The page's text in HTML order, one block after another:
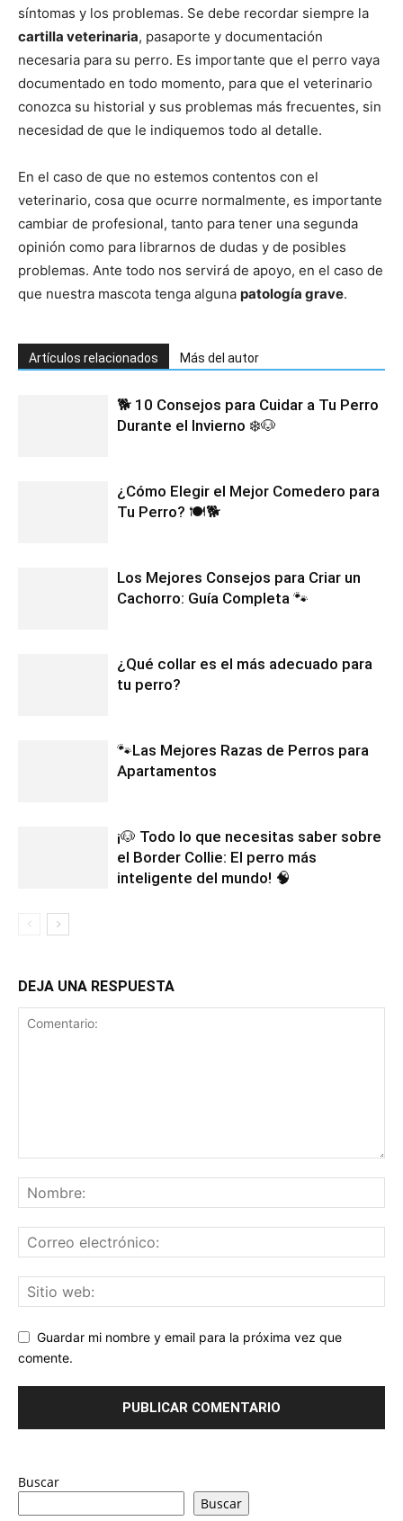
síntomas y los problemas. Se debe recordar siempre la
cartilla veterinaria, pasaporte y documentación
necesaria para su perro. Es importante que el perro vaya
documentado en todo momento, para que el veterinario
conozca su historial y sus problemas más frecuentes, sin
necesidad de que le indiquemos todo al detalle.
En el caso de que no estemos contentos con el
veterinario, cosa que ocurre normalmente, es importante
cambiar de profesional, tanto para tener una segunda
opinión como para librarnos de dudas y de posibles
problemas. Ante todo nos servirá de apoyo, en el caso de
que nuestra mascota tenga alguna patología grave.
Artículos relacionados Más del autor
🐕 10 Consejos para Cuidar a Tu Perro
Durante el Invierno ❄️🐶
¿Cómo Elegir el Mejor Comedero para
Tu Perro? 🍽️🐕
Los Mejores Consejos para Criar un
Cachorro: Guía Completa 🐾
¿Qué collar es el más adecuado para
tu perro?
🐾Las Mejores Razas de Perros para
Apartamentos
¡🐶 Todo lo que necesitas saber sobre
el Border Collie: El perro más
inteligente del mundo! 🧠
DEJA UNA RESPUESTA
Guardar mi nombre y email para la próxima vez que
comente.
Buscar
Buscar